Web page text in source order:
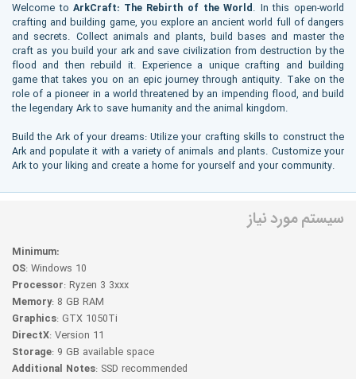
Welcome toArkCraft: The Rebirth of the World. In this open-world
crafting and building game, you explore an ancient world full of dangers
and secrets. Collect animals and plants, build bases and master the
craft as you build your ark and save civilization from destruction by the
flood and then rebuild it. Experience a unique crafting and building
game that takes you on an epic journey through antiquity. Take on the
role of a pioneer in a world threatened by an impending flood, and build
the legendary Ark to save humanity and the animal kingdom.
Build the Ark of your dreams: Utilize your crafting skills to construct the
Ark and populate it with a variety of animals and plants. Customize your
Ark to your liking and create a home for yourself and your community.
سیستم مورد نیاز
Minimum:
OS: Windows 10
Processor: Ryzen 3 3xxx
Memory: 8 GB RAM
Graphics: GTX 1050Ti
DirectX: Version 11
Storage: 9 GB available space
Additional Notes: SSD recommended